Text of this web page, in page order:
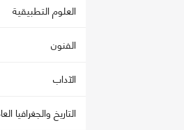
العلوم التطبيقية
الفنون
الآداب
التاريخ والجغرافيا